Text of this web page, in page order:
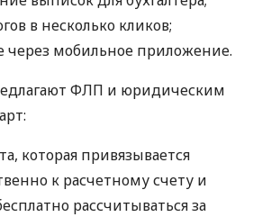
в несколько кликов;
через мобильное приложение.
ФЛП и юридическим
которая привязывается
к расчетному счету и
рассчитываться за